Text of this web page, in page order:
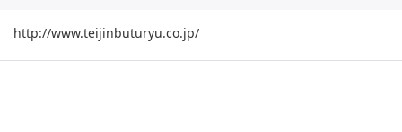
http://www.teijinbuturyu.co.jp/